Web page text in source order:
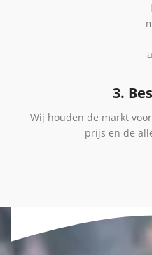
3.
Wij houden de markt
prijs en de